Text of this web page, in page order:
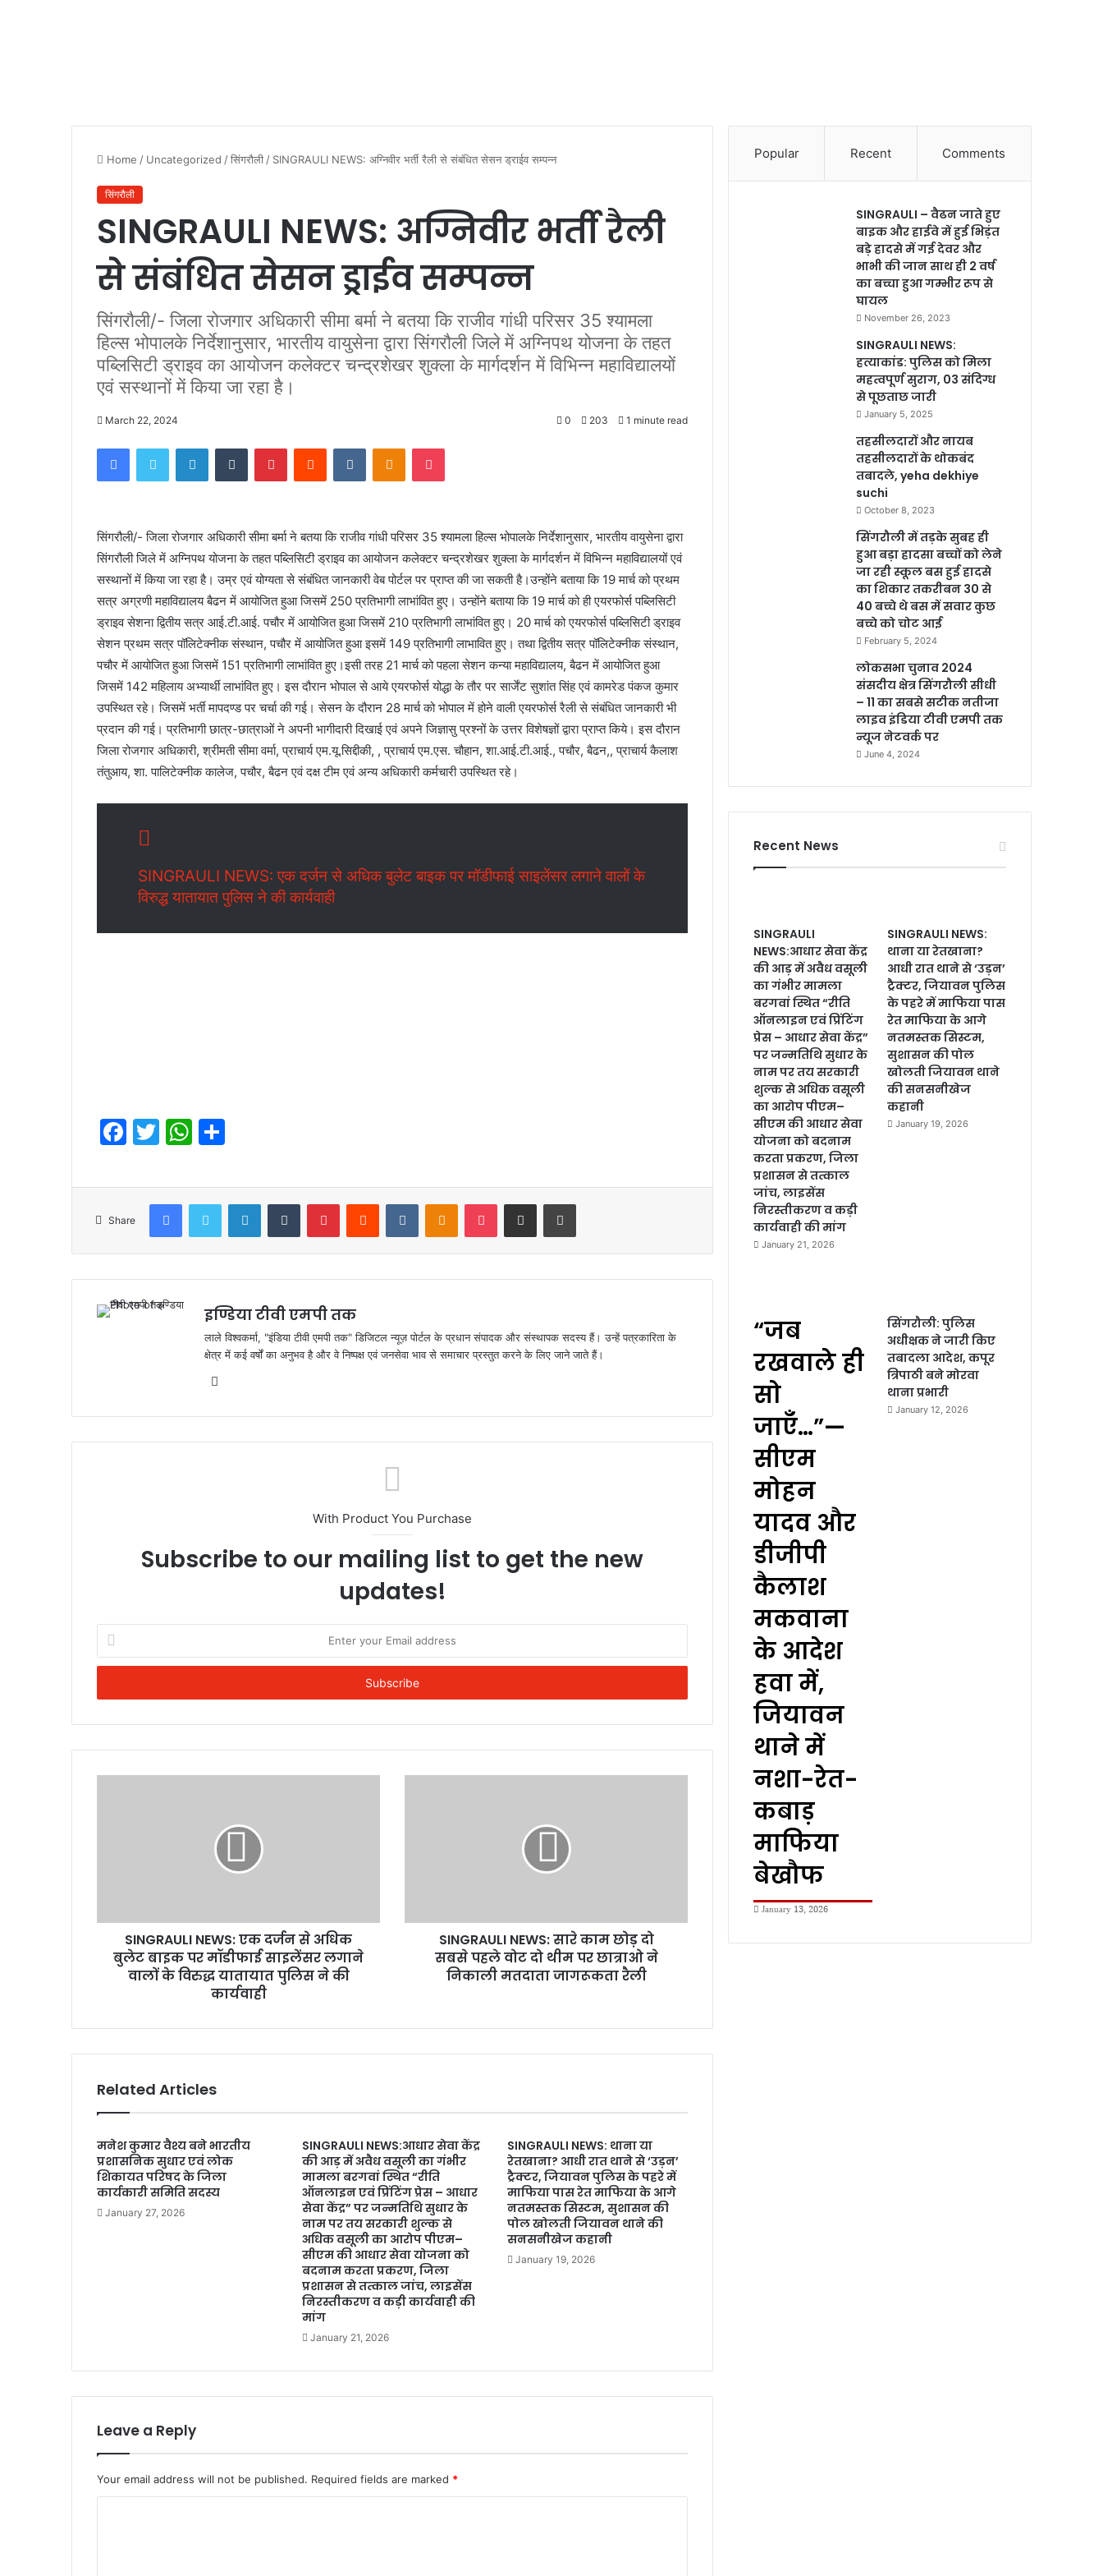
Home / Uncategorized /सिंगरौली / SINGRAULI NEWS: अग्निवीर भर्ती रैली से संबंधित सेसन ड्राईव सम्पन्न
सिंगरौली
SINGRAULI NEWS: अग्निवीर भर्ती रैली
से संबंधित सेसन ड्राईव सम्पन्न
सिंगरौली/- जिला रोजगार अधिकारी सीमा बर्मा ने बतया कि राजीव गांधी परिसर 35 श्यामला
हिल्स भोपालके निर्देशानुसार, भारतीय वायुसेना द्वारा सिंगरौली जिले में अग्निपथ योजना के तहत
पब्लिसिटी ड्राइव का आयोजन कलेक्टर चन्द्रशेखर शुक्ला के मार्गदर्शन में विभिन्न महाविद्यालयों
एवं सस्थानों में किया जा रहा है।
March 22, 2024 0 203 1 minute read
FacebookTwitter LinkedInTumblr PinterestReddit VKontakteOdnoklassniki
Pocket
सिंगरौली/- जिला रोजगार अधिकारी सीमा बर्मा ने बतया कि राजीव गांधी परिसर 35 श्यामला हिल्स भोपालके निर्देशानुसार, भारतीय वायुसेना द्वारा
सिंगरौली जिले में अग्निपथ योजना के तहत पब्लिसिटी ड्राइव का आयोजन कलेक्टर चन्द्रशेखर शुक्ला के मार्गदर्शन में विभिन्न महाविद्यालयों एवं
सस्थानों में किया जा रहा है। उम्र एवं योग्यता से संबंधित जानकारी वेब पोर्टल पर प्राप्त की जा सकती है।उन्होंने बताया कि 19 मार्च को प्रथम
सत्र अग्रणी महाविद्यालय बैढन में आयोजित हुआ जिसमें 250 प्रतिभागी लाभांवित हुए। उन्होंने बताया कि 19 मार्च को ही एयरफोर्स पब्लिसिटी
ड्राइव सेशना द्वितीय सत्र आई.टी.आई. पचौर में आयोजित हुआ जिसमें 210 प्रतिभागी लाभांवित हुए। 20 मार्च को एयरफोर्स पब्लिसिटी ड्राइव
सेशन प्रथम सत्र पॉलिटेक्नीक संस्थान, पचौर में आयोजित हुआ इसमें 149 प्रतिभागी लाभावित हुए। तथा द्वितीय सत्र पॉलिटेक्नीक संस्थान,
पचौर में आयोजित हुआ जिसमें 151 प्रतिभागी लाभांवित हुए।इसी तरह 21 मार्च को पहला सेशन कन्या महाविद्यालय, बैढन में आयोजित हुआ
जिसमें 142 महिलाय अभ्यार्थी लाभांवित हुए। इस दौरान भोपाल से आये एयरफोर्स योद्धा के तौर पर सार्जेंट सुशांत सिंह एवं कामरेड पंकज कुमार
उपस्थित रहे। जिसमें भर्ती मापदण्ड पर चर्चा की गई। सेसन के दौरान 28 मार्च को भोपाल में होने वाली एयरफोर्स रैली से संबंधित जानकारी भी
प्रदान की गई। प्रतिभागी छात्र-छात्राओं ने अपनी भागीदारी दिखाई एवं अपने जिज्ञासु प्रश्नों के उत्तर विशेषज्ञों द्वारा प्राप्त किये। इस दौरान
जिला रोजगार अधिकारी, श्रीमती सीमा वर्मा, प्राचार्य एम.यू.सिद्दीकी, , प्राचार्य एम.एस. चौहान, शा.आई.टी.आई., पचौर, बैढन,, प्राचार्य कैलाश
तंतुआय, शा. पालिटेक्नीक कालेज, पचौर, बैढन एवं दक्ष टीम एवं अन्य अधिकारी कर्मचारी उपस्थित रहे।
SINGRAULI NEWS: एक दर्जन से अधिक बुलेट बाइक पर मॉडीफाई साइलेंसर लगाने वालों के
विरुद्ध यातायात पुलिस ने की कार्यवाही
F
c
e
o
o
k
T
itt
er
W
at
s
A
p
p
ar
e
Share
FacebookTwitter LinkedInTumblr PinterestReddit VKontakteOdnoklassniki
Pocket Share via Email Print
इण्डिया टीवी एमपी तक
लाले विश्वकर्मा, "इंडिया टीवी एमपी तक" डिजिटल न्यूज़ पोर्टल के प्रधान संपादक और संस्थापक सदस्य हैं। उन्हें पत्रकारिता के
क्षेत्र में कई वर्षों का अनुभव है और वे निष्पक्ष एवं जनसेवा भाव से समाचार प्रस्तुत करने के लिए जाने जाते हैं।
With Product You Purchase
Subscribe to our mailing list to get the new
updates!
your
Email
SINGRAULI NEWS: एक दर्जन से अधिक
बुलेट बाइक पर मॉडीफाई साइलेंसर लगाने
वालों के विरुद्ध यातायात पुलिस ने की
कार्यवाही
SINGRAULI NEWS: सारे काम छोड़ दो
सबसे पहले वोट दो थीम पर छात्राओ ने
निकाली मतदाता जागरूकता रैली
Related Articles
मनेश कुमार वैश्य बने भारतीय
प्रशासनिक सुधार एवं लोक
शिकायत परिषद के जिला
कार्यकारी समिति सदस्य
January 27, 2026
SINGRAULI NEWS:आधार सेवा केंद्र
की आड़ में अवैध वसूली का गंभीर
मामला बरगवां स्थित “रीति
ऑनलाइन एवं प्रिंटिंग प्रेस – आधार
सेवा केंद्र” पर जन्मतिथि सुधार के
नाम पर तय सरकारी शुल्क से
अधिक वसूली का आरोप पीएम–
सीएम की आधार सेवा योजना को
बदनाम करता प्रकरण, जिला
प्रशासन से तत्काल जांच, लाइसेंस
निरस्तीकरण व कड़ी कार्यवाही की
मांग
January 21, 2026
SINGRAULI NEWS: थाना या
रेतखाना? आधी रात थाने से ‘उड़न’
ट्रैक्टर, जियावन पुलिस के पहरे में
माफिया पास रेत माफिया के आगे
नतमस्तक सिस्टम, सुशासन की
पोल खोलती जियावन थाने की
सनसनीखेज कहानी
January 19, 2026
Leave a Reply
Your email address will not be published. Required fields are marked *
Popular Recent Comments
SINGRAULI – वैढन जाते हुए
बाइक और हाईवे में हुई भिड़ंत
बड़े हादसे में गई देवर और
भाभी की जान साथ ही 2 वर्ष
का बच्चा हुआ गम्भीर रूप से
घायल
November 26, 2023
SINGRAULI NEWS:
हत्याकांड: पुलिस को मिला
महत्वपूर्ण सुराग, 03 संदिग्ध
से पूछताछ जारी
January 5, 2025
तहसीलदारों और नायब
तहसीलदारों के थोकबंद
तबादले, yeha dekhiye
suchi
October 8, 2023
सिंगरौली में तड़के सुबह ही
हुआ बड़ा हादसा बच्चों को लेने
जा रही स्कूल बस हुई हादसे
का शिकार तकरीबन 30 से
40 बच्चे थे बस में सवार कुछ
बच्चे को चोट आई
February 5, 2024
लोकसभा चुनाव 2024
संसदीय क्षेत्र सिंगरौली सीधी
– 11 का सबसे सटीक नतीजा
लाइव इंडिया टीवी एमपी तक
न्यूज नेटवर्क पर
June 4, 2024
Recent News
SINGRAULI
NEWS:आधार सेवा केंद्र
की आड़ में अवैध वसूली
का गंभीर मामला
बरगवां स्थित “रीति
ऑनलाइन एवं प्रिंटिंग
प्रेस – आधार सेवा केंद्र”
पर जन्मतिथि सुधार के
नाम पर तय सरकारी
शुल्क से अधिक वसूली
का आरोप पीएम–
सीएम की आधार सेवा
योजना को बदनाम
करता प्रकरण, जिला
प्रशासन से तत्काल
जांच, लाइसेंस
निरस्तीकरण व कड़ी
कार्यवाही की मांग
January 21, 2026
SINGRAULI NEWS:
थाना या रेतखाना?
आधी रात थाने से ‘उड़न’
ट्रैक्टर, जियावन पुलिस
के पहरे में माफिया पास
रेत माफिया के आगे
नतमस्तक सिस्टम,
सुशासन की पोल
खोलती जियावन थाने
की सनसनीखेज
कहानी
January 19, 2026
“जब
रखवाले ही
सो
जाएँ…”—
सीएम
मोहन
यादव और
डीजीपी
कैलाश
मकवाना
के आदेश
हवा में,
जियावन
थाने में
नशा-रेत-
कबाड़
माफिया
बेखौफ
January 13, 2026
सिंगरौली: पुलिस
अधीक्षक ने जारी किए
तबादला आदेश, कपूर
त्रिपाठी बने मोरवा
थाना प्रभारी
January 12, 2026